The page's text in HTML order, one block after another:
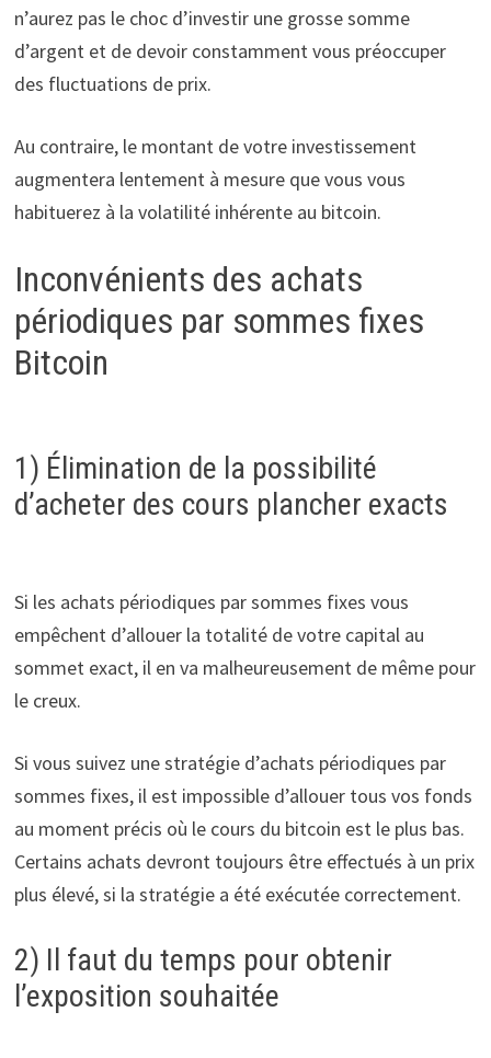
n’aurez pas le choc d’investir une grosse somme
d’argent et de devoir constamment vous préoccuper
des fluctuations de prix.
Au contraire, le montant de votre investissement
augmentera lentement à mesure que vous vous
habituerez à la volatilité inhérente au bitcoin.
Inconvénients des achats
périodiques par sommes fixes
Bitcoin
1) Élimination de la possibilité
d’acheter des cours plancher exacts
Si les achats périodiques par sommes fixes vous
empêchent d’allouer la totalité de votre capital au
sommet exact, il en va malheureusement de même pour
le creux.
Si vous suivez une stratégie d’achats périodiques par
sommes fixes, il est impossible d’allouer tous vos fonds
au moment précis où le cours du bitcoin est le plus bas.
Certains achats devront toujours être effectués à un prix
plus élevé, si la stratégie a été exécutée correctement.
2) Il faut du temps pour obtenir
l’exposition souhaitée